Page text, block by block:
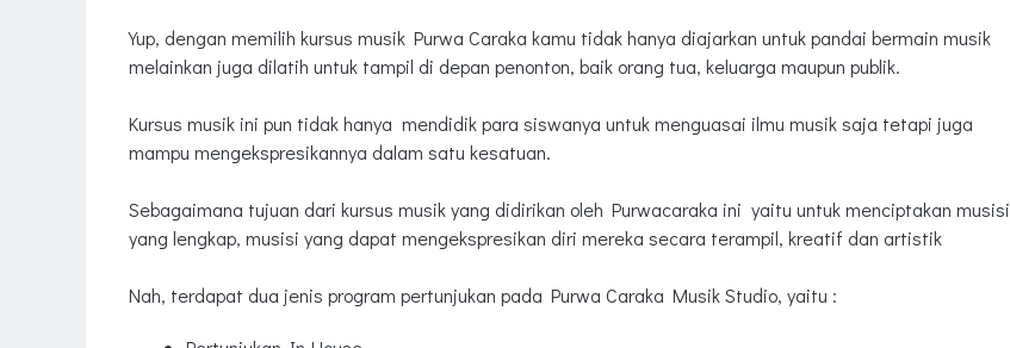
Yup, dengan memilih kursus musik Purwa Caraka kamu tidak hanya diajarkan untuk pandai bermain musik
melainkan juga dilatih untuk tampil di depan penonton, baik orang tua, keluarga maupun publik.
Kursus musik ini pun tidak hanya mendidik para siswanya untuk menguasai ilmu musik saja tetapi juga
mampu mengekspresikannya dalam satu kesatuan.
Sebagaimana tujuan dari kursus musik yang didirikan oleh Purwacaraka ini yaitu untuk menciptakan musisi
yang lengkap, musisi yang dapat mengekspresikan diri mereka secara terampil, kreatif dan artistik
Nah, terdapat dua jenis program pertunjukan pada Purwa Caraka Musik Studio, yaitu :